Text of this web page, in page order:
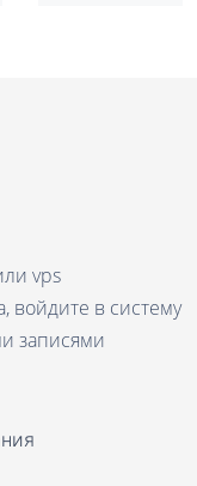
vps
войдите в систему
записями